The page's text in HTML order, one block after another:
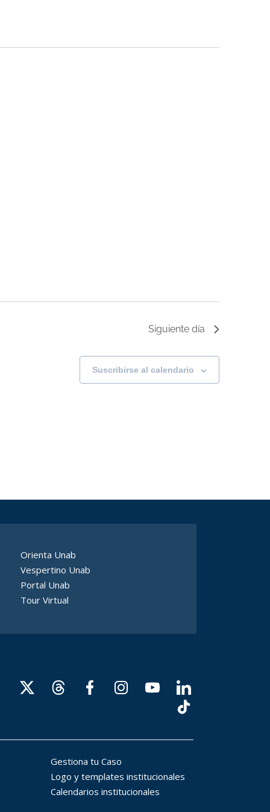
Siguiente día
Suscribirse al calendario